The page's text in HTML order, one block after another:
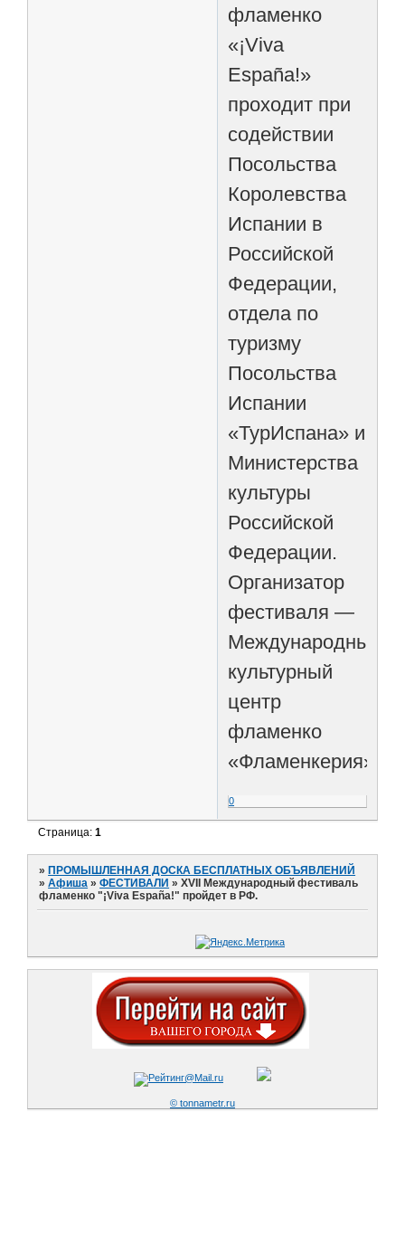
фламенко
«¡Viva
España!»
проходит при
содействии
Посольства
Королевства
Испании в
Российской
Федерации,
отдела по
туризму
Посольства
Испании
«ТурИспана» и
Министерства
культуры
Российской
Федерации.
Организатор
фестиваля —
Международный
культурный
центр
фламенко
«Фламенкерия».
0
Страница:1
» ПРОМЫШЛЕННАЯ ДОСКА БЕСПЛАТНЫХ ОБЪЯВЛЕНИЙ
»Афиша »ФЕСТИВАЛИ »XVII Международный фестиваль
фламенко "¡Viva España!" пройдет в РФ.
© tonnametr.ru